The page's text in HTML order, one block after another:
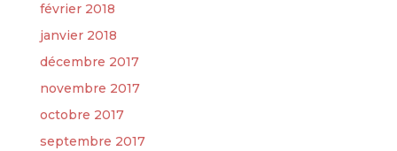
février 2018
janvier 2018
décembre 2017
novembre 2017
octobre 2017
septembre 2017